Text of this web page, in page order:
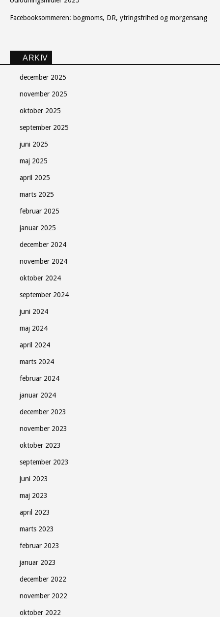
Facebooksommeren: bogmoms, DR, ytringsfrihed og morgensang
ARKIV
december 2025
november 2025
oktober 2025
september 2025
juni 2025
maj 2025
april 2025
marts 2025
februar 2025
januar 2025
december 2024
november 2024
oktober 2024
september 2024
juni 2024
maj 2024
april 2024
marts 2024
februar 2024
januar 2024
december 2023
november 2023
oktober 2023
september 2023
juni 2023
maj 2023
april 2023
marts 2023
februar 2023
januar 2023
december 2022
november 2022
oktober 2022